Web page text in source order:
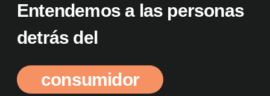
Entendemos a las personas
detrás del
consumidor